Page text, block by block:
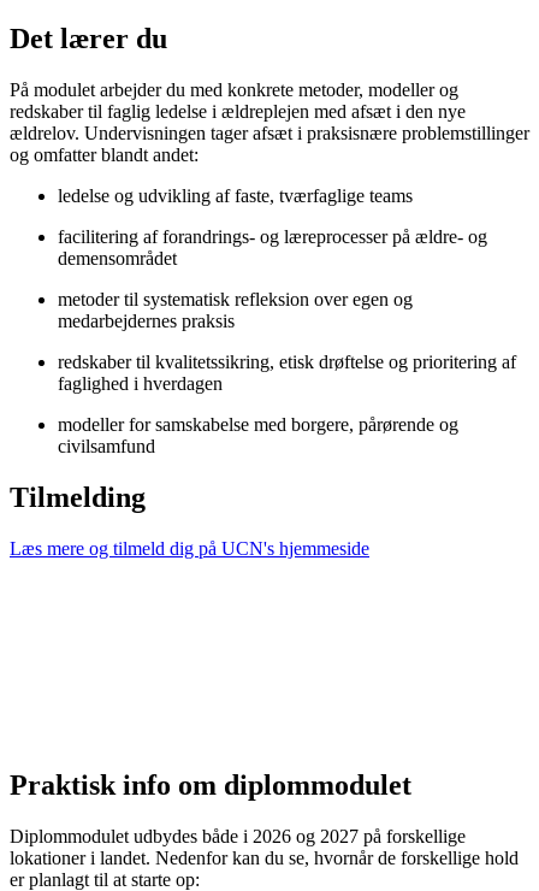
Det lærer du
På modulet arbejder du med konkrete metoder, modeller og
redskaber til faglig ledelse i ældreplejen med afsæt i den nye
ældrelov. Undervisningen tager afsæt i praksisnære problemstillinger
og omfatter blandt andet:
ledelse og udvikling af faste, tværfaglige teams
facilitering af forandrings- og læreprocesser på ældre- og
demensområdet
metoder til systematisk refleksion over egen og
medarbejdernes praksis
redskaber til kvalitetssikring, etisk drøftelse og prioritering af
faglighed i hverdagen
modeller for samskabelse med borgere, pårørende og
civilsamfund
Tilmelding
Læs mere og tilmeld dig på UCN's hjemmeside
Praktisk info om diplommodulet
Diplommodulet udbydes både i 2026 og 2027 på forskellige
lokationer i landet. Nedenfor kan du se, hvornår de forskellige hold
er planlagt til at starte op: